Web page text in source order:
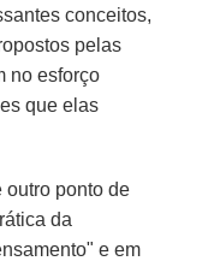
conceitos,
pelas
no esforço
que elas
outro ponto de
da
e em